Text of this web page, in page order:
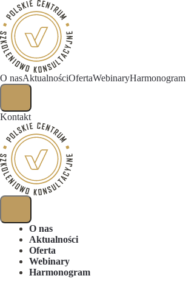
O nasAktualnościOfertaWebinaryHarmonogram
Kontakt
O nas
Aktualności
Oferta
Webinary
Harmonogram